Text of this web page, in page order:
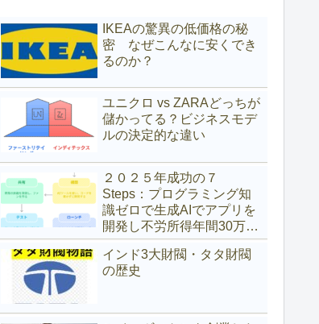
IKEAの驚異の低価格の秘
密 なぜこんなに安くでき
るのか？
ユニクロ vs ZARAどっちが
儲かってる？ビジネスモデ
ルの決定的な違い
２０２５年成功の７
Steps：プログラミング知
識ゼロで生成AIでアプリを
開発し不労所得年間30万ド
ル（約4,700万円）を得た具
体的な方法
インド3大財閥・タタ財閥
の歴史